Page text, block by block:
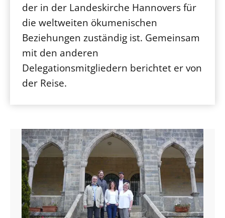
der in der Landeskirche Hannovers für
die weltweiten ökumenischen
Beziehungen zuständig ist. Gemeinsam
mit den anderen
Delegationsmitgliedern berichtet er von
der Reise.